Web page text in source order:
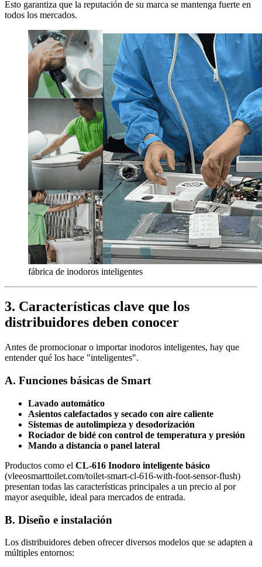
Esto garantiza que la reputación de su marca se mantenga fuerte en
todos los mercados.
fábrica de inodoros inteligentes
3. Características clave que los
distribuidores deben conocer
Antes de promocionar o importar inodoros inteligentes, hay que
entender qué los hace "inteligentes".
A. Funciones básicas de Smart
Lavado automático
Asientos calefactados y secado con aire caliente
Sistemas de autolimpieza y desodorización
Rociador de bidé con control de temperatura y presión
Mando a distancia o panel lateral
Productos como el CL-616 Inodoro inteligente básico
(vleeosmarttoilet.com/toilet-smart-cl-616-with-foot-sensor-flush)
presentan todas las características principales a un precio al por
mayor asequible, ideal para mercados de entrada.
B. Diseño e instalación
Los distribuidores deben ofrecer diversos modelos que se adapten a
múltiples entornos: